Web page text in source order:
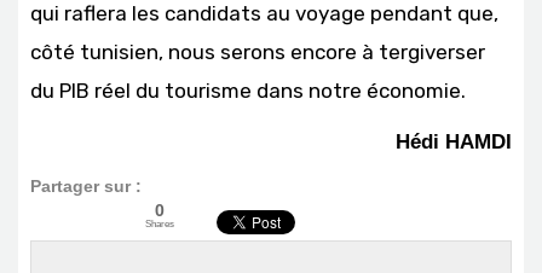
qui raflera les candidats au voyage pendant que,
côté tunisien, nous serons encore à tergiverser
du PIB réel du tourisme dans notre économie.
Hédi HAMDI
Partager sur :
0
Shares